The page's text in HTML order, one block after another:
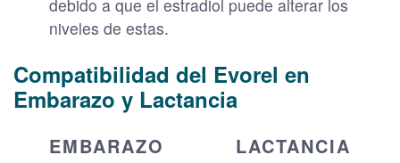
debido a que el estradiol puede alterar los
niveles de estas.
Compatibilidad del Evorel en
Embarazo y Lactancia
EMBARAZO LACTANCIA